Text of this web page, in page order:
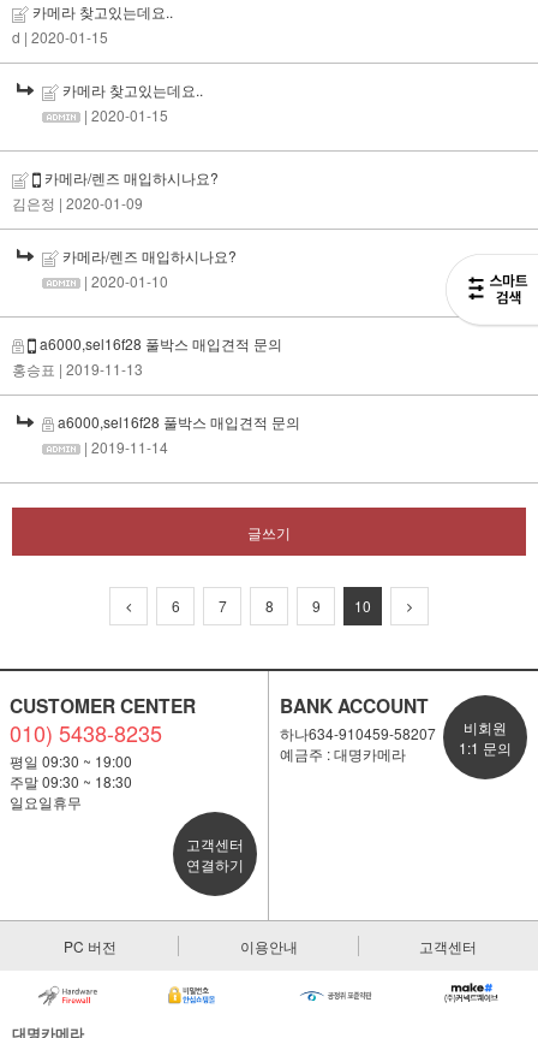
카메라 찾고있는데요..
d | 2020-01-15
카메라 찾고있는데요..
| 2020-01-15
카메라/렌즈 매입하시나요?
김은정 | 2020-01-09
카메라/렌즈 매입하시나요?
| 2020-01-10
a6000,sel16f28 풀박스 매입견적 문의
홍승표 | 2019-11-13
a6000,sel16f28 풀박스 매입견적 문의
| 2019-11-14
글쓰기
6 7 8 9 10
CUSTOMER CENTER
010) 5438-8235
평일 09:30 ~ 19:00
주말 09:30 ~ 18:30
일요일휴무
고객센터
연결하기
BANK ACCOUNT
하나634-910459-58207
예금주 : 대명카메라
비회원
1:1 문의
PC 버전 이용안내 고객센터
대명카메라